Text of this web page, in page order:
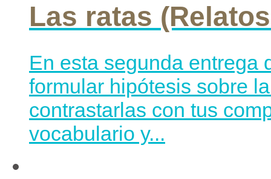
Las ratas
En esta segunda entrega
formular hipótesis sobre
contrastarlas con tus
vocabulario y...